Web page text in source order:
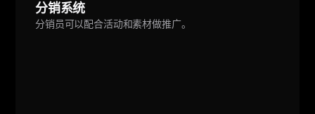
分销系统
分销员可以配合活动和素材做推广。